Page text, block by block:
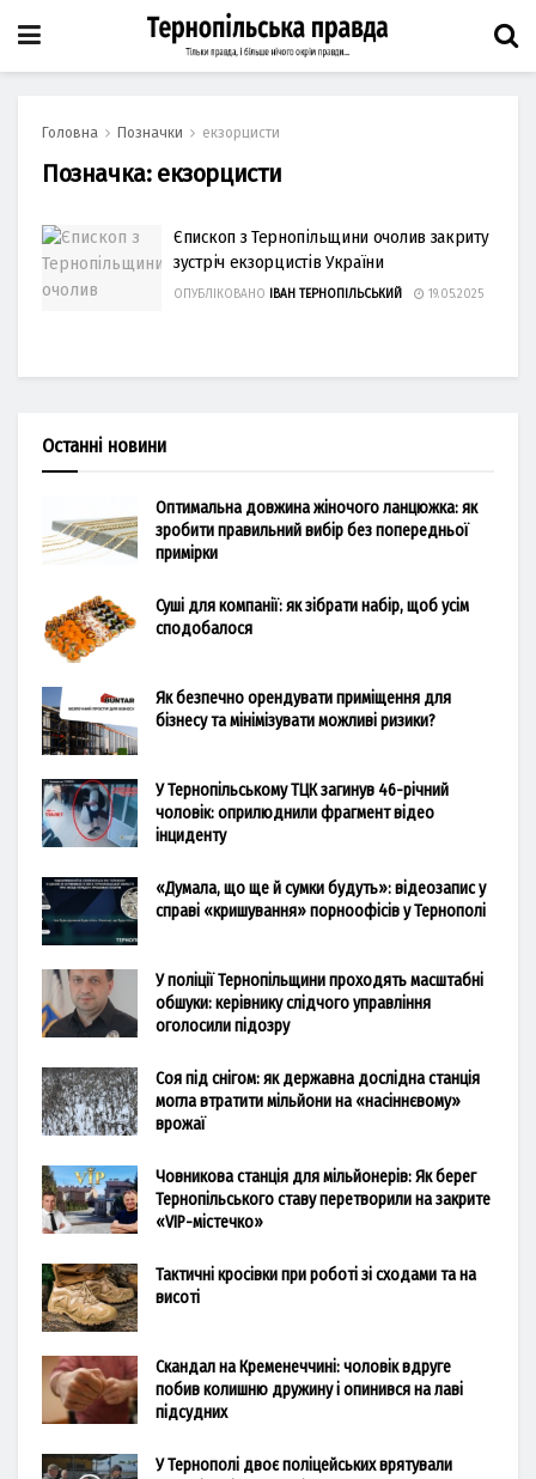
Головна Позначки екзорцисти
Позначка: екзорцисти
Єпископ з Тернопільщини очолив закриту
зустріч екзорцистів України
ОПУБЛІКОВАНО ІВАН ТЕРНОПІЛЬСЬКИЙ 19.05.2025
Останні новини
Оптимальна довжина жіночого ланцюжка: як
зробити правильний вибір без попередньої
примірки
Суші для компанії: як зібрати набір, щоб усім
сподобалося
Як безпечно орендувати приміщення для
бізнесу та мінімізувати можливі ризики?
У Тернопільському ТЦК загинув 46-річний
чоловік: оприлюднили фрагмент відео
інциденту
«Думала, що ще й сумки будуть»: відеозапис у
справі «кришування» порноофісів у Тернополі
У поліції Тернопільщини проходять масштабні
обшуки: керівнику слідчого управління
оголосили підозру
Соя під снігом: як державна дослідна станція
могла втратити мільйони на «насіннєвому»
врожаї
Човникова станція для мільйонерів: Як берег
Тернопільського ставу перетворили на закрите
«VIP-містечко»
Тактичні кросівки при роботі зі сходами та на
висоті
Скандал на Кременеччині: чоловік вдруге
побив колишню дружину і опинився на лаві
підсудних
У Тернополі двоє поліцейських врятували